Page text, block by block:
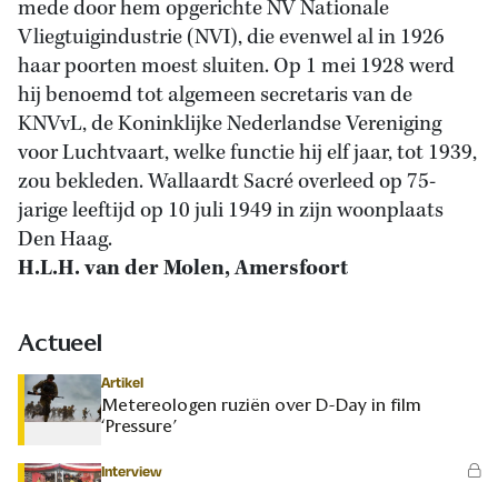
mede door hem opgerichte NV Nationale
Vliegtuigindustrie (NVI), die evenwel al in 1926
haar poorten moest sluiten. Op 1 mei 1928 werd
hij benoemd tot algemeen secretaris van de
KNVvL, de Koninklijke Nederlandse Vereniging
voor Luchtvaart, welke functie hij elf jaar, tot 1939,
zou bekleden. Wallaardt Sacré overleed op 75-
jarige leeftijd op 10 juli 1949 in zijn woonplaats
Den Haag.
H.L.H. van der Molen, Amersfoort
Actueel
Artikel
Metereologen ruziën over D-Day in film
‘Pressure’
Interview